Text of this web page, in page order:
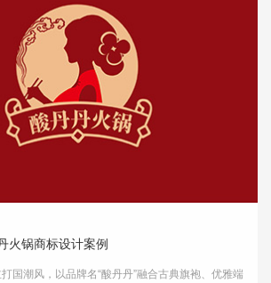
火锅商标设计案例
国潮风，以品牌名“酸丹丹”融合古典旗袍、优雅端